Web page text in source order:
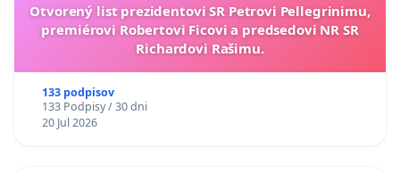
Otvorený list prezidentovi SR Petrovi Pellegrinimu,
premiérovi Robertovi Ficovi a predsedovi NR SR
Richardovi Rašimu.
133 podpisov
133 Podpisy / 30 dni
20 Jul 2026